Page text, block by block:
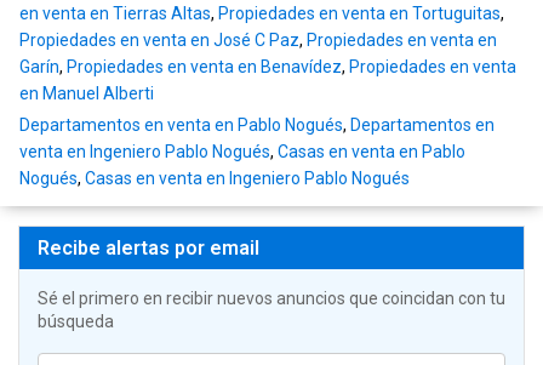
en venta en Tierras Altas, Propiedades en venta en Tortuguitas,
Propiedades en venta en José C Paz, Propiedades en venta en
Garín, Propiedades en venta en Benavídez, Propiedades en venta
en Manuel Alberti
Departamentos en venta en Pablo Nogués, Departamentos en
venta en Ingeniero Pablo Nogués, Casas en venta en Pablo
Nogués, Casas en venta en Ingeniero Pablo Nogués
Recibe alertas por email
Sé el primero en recibir nuevos anuncios que coincidan con tu
búsqueda